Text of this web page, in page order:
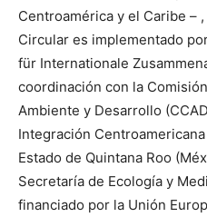
Centroamérica y el Caribe –
Circular es implementado
für Internationale
coordinación con la
Ambiente y Desarrollo
Integración
Estado de Quintana Roo
Secretaría de Ecología y
financiado por la Unión